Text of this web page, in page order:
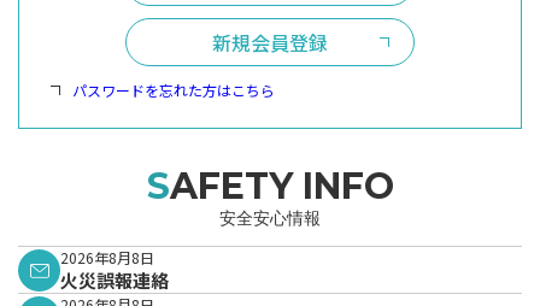
新規会員登録
パスワードを忘れた方はこちら
SAFETY INFO
安全安心情報
2026年8月8日
火災誤報連絡